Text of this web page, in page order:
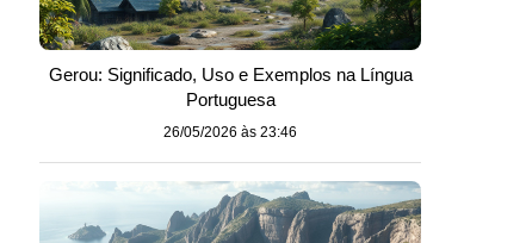
Gerou: Significado, Uso e Exemplos na Língua
Portuguesa
26/05/2026 às 23:46